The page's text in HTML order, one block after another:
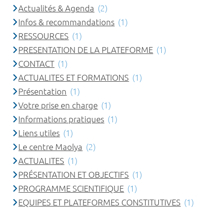
Actualités & Agenda (2)
Infos & recommandations (1)
RESSOURCES (1)
PRESENTATION DE LA PLATEFORME (1)
CONTACT (1)
ACTUALITES ET FORMATIONS (1)
Présentation (1)
Votre prise en charge (1)
Informations pratiques (1)
Liens utiles (1)
Le centre Maolya (2)
ACTUALITES (1)
PRÉSENTATION ET OBJECTIFS (1)
PROGRAMME SCIENTIFIQUE (1)
EQUIPES ET PLATEFORMES CONSTITUTIVES (1)